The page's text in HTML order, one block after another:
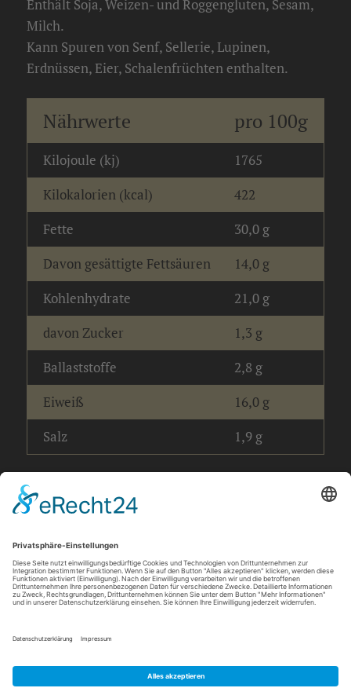
Enthält Soja, Weizen- und Roggengluten, Sesam,
Milch.
Kann Spuren von Senf, Sellerie, Lupinen,
Erdnüssen, Eier, Schalenfrüchten enthalten.
Nährwerte pro 100g
Kilojoule (kj)
1765
Kilokalorien (kcal)
422
Fette
30,0 g
Davon gesättigte Fettsäuren
14,0 g
Kohlenhydrate
21,0 g
davon Zucker
1,3 g
Ballaststoffe
2,8 g
Eiweiß
16,0 g
Salz
1,9 g
© 2026 Barbarossa Bäckerei
Datenschutz
Impressum AGB